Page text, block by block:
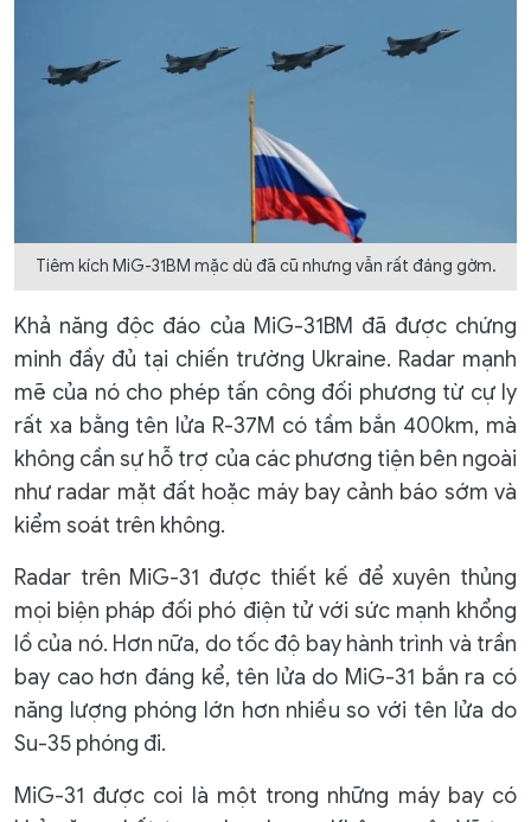
Tiêm kích MiG-31BM mặc dù đã cũ nhưng vẫn rất đáng gờm.
Khả năng độc đáo của MiG-31BM đã được chứng
minh đầy đủ tại chiến trường Ukraine. Radar mạnh
mẽ của nó cho phép tấn công đối phương từ cự ly
rất xa bằng tên lửa R-37M có tầm bắn 400km, mà
không cần sự hỗ trợ của các phương tiện bên ngoài
như radar mặt đất hoặc máy bay cảnh báo sớm và
kiểm soát trên không.
Radar trên MiG-31 được thiết kế để xuyên thủng
mọi biện pháp đối phó điện tử với sức mạnh khổng
lồ của nó. Hơn nữa, do tốc độ bay hành trình và trần
bay cao hơn đáng kể, tên lửa do MiG-31 bắn ra có
năng lượng phóng lớn hơn nhiều so với tên lửa do
Su-35 phóng đi.
MiG-31 được coi là một trong những máy bay có